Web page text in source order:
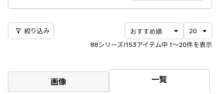
88シリーズ/153アイテム中 1〜20件を表示
filter_alt 絞り込み
画像 一覧